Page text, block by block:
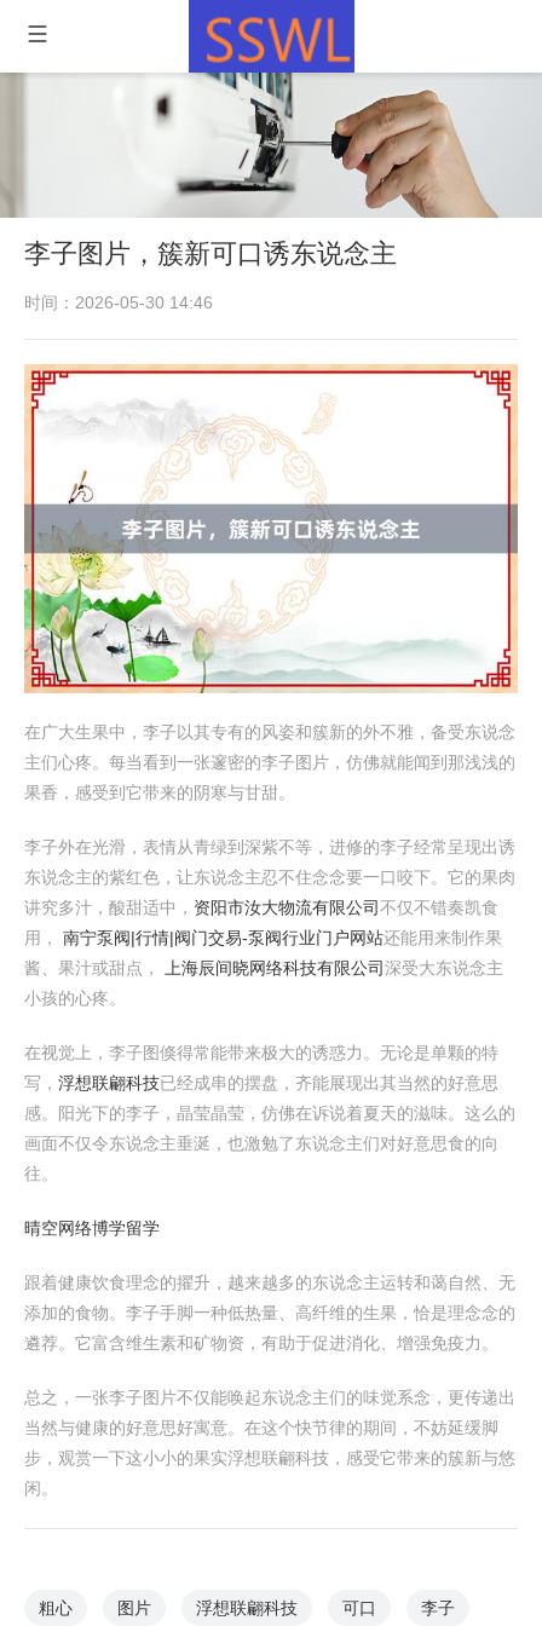
李子图片，簇新可口诱东说念主
时间：2026-05-30 14:46
在广大生果中，李子以其专有的风姿和簇新的外不雅，备受东说念
主们心疼。每当看到一张邃密的李子图片，仿佛就能闻到那浅浅的
果香，感受到它带来的阴寒与甘甜。
李子外在光滑，表情从青绿到深紫不等，进修的李子经常呈现出诱
东说念主的紫红色，让东说念主忍不住念念要一口咬下。它的果肉
讲究多汁，酸甜适中， 资阳市汝大物流有限公司不仅不错奏凯食
用， 南宁泵阀|行情|阀门交易-泵阀行业门户网站还能用来制作果
酱、果汁或甜点，
上海辰间晓网络科技有限公司深受大东说念主
小孩的心疼。
在视觉上，李子图倏得常能带来极大的诱惑力。无论是单颗的特
写， 浮想联翩科技已经成串的摆盘，齐能展现出其当然的好意思
感。阳光下的李子，晶莹晶莹，仿佛在诉说着夏天的滋味。这么的
画面不仅令东说念主垂涎，也激勉了东说念主们对好意思食的向
往。
晴空网络博学留学
跟着健康饮食理念的擢升，越来越多的东说念主运转和蔼自然、无
添加的食物。李子手脚一种低热量、高纤维的生果，恰是理念念的
遴荐。它富含维生素和矿物资，有助于促进消化、增强免疫力。
总之，一张李子图片不仅能唤起东说念主们的味觉系念，更传递出
当然与健康的好意思好寓意。在这个快节律的期间，不妨延缓脚
步，观赏一下这小小的果实浮想联翩科技，感受它带来的簇新与悠
闲。
粗心 图片 浮想联翩科技 可口 李子